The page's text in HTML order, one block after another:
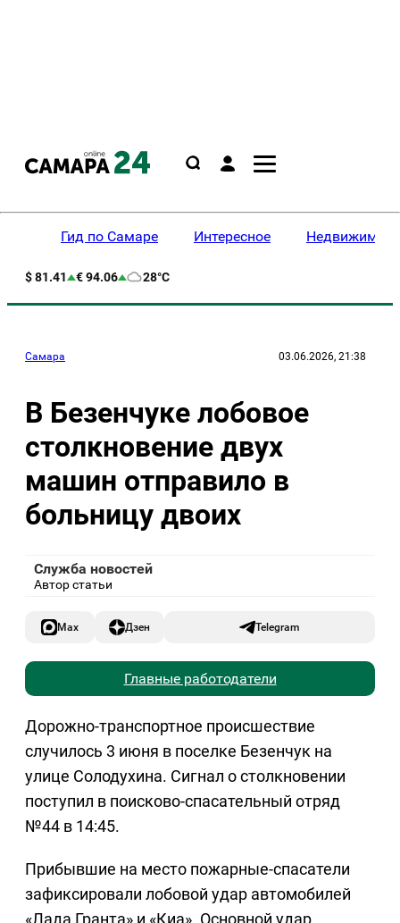
Гид по Самаре Интересное
$ 81.41 € 94.06 28°C
Самара 03.06.2026, 21:38
В Безенчуке лобовое
столкновение двух
машин отправило в
больницу двоих
Служба новостей
Автор статьи
Max Дзен Telegram
Главные работодатели
Дорожно-транспортное происшествие
случилось 3 июня в поселке Безенчук на
улице Солодухина. Сигнал о столкновении
поступил в поисково-спасательный отряд
№44 в 14:45.
Прибывшие на место пожарные-спасатели
зафиксировали лобовой удар автомобилей
«Лада Гранта» и «Киа». Основной удар